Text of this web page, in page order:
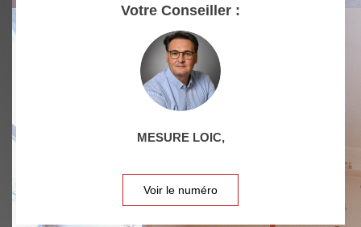
RESTAURANTS ET CAFÉS COMMERCES
Votre Conseiller :
MESURE LOIC,
Voir le numéro